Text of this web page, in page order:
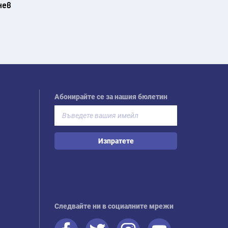
Абонирайте се за нашия бюлетин
Изпратете
Следвайте ни в социалните мрежи